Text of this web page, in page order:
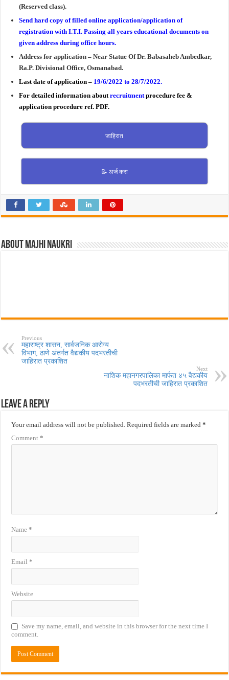
(Reserved class).
Send hard copy of filled online application/application of
registration with I.T.I. Passing all years educational documents on
given address during office hours.
Address for application – Near Statue Of Dr. Babasaheb Ambedkar,
Ra.P. Divisional Office, Osmanabad.
Last date of application – 19/6/2022 to 28/7/2022.
For detailed information aboutrecruitment procedure fee &
application procedure ref. PDF.
जाहिरात
📝 अर्ज करा
About Majhi Naukri
Previous
महाराष्ट्र शासन, सार्वजनिक आरोग्य
विभाग, ठाणे अंतर्गत वैद्यकीय पदभरतीची
जाहिरात प्रकाशित
Next
नाशिक महानगरपालिका मार्फत ४५ वैद्यकीय
पदभरतीची जाहिरात प्रकाशित
Leave a Reply
Your email address will not be published. Required fields are marked*
Comment*
Name*
Email*
Website
Save my name, email, and website in this browser for the next time I
comment.